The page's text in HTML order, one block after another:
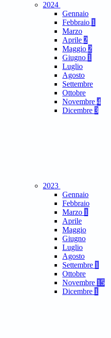
2024
Gennaio
Febbraio 1
Marzo
Aprile 2
Maggio 2
Giugno 1
Luglio
Agosto
Settembre
Ottobre
Novembre 4
Dicembre 3
2023
Gennaio
Febbraio
Marzo 1
Aprile
Maggio
Giugno
Luglio
Agosto
Settembre 1
Ottobre
Novembre 15
Dicembre 1